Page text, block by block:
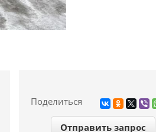
Поделиться